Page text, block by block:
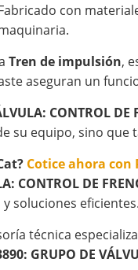
con
Tren de impulsión,
aseguran un
CONTROL DE
su equipo, sino
Cotice ahora con
CONTROL DE
soluciones eficientes.
técnica
GRUPO DE